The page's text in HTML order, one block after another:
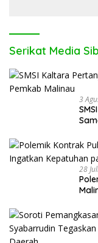
Serikat Media
3
28